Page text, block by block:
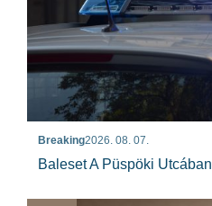
Breaking2026. 08. 07.
Baleset A Püspöki Utcában